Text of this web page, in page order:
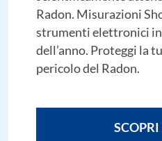
Radon. Misurazioni
strumenti elettronici
dell’anno. Proteggi la
pericolo del Radon.